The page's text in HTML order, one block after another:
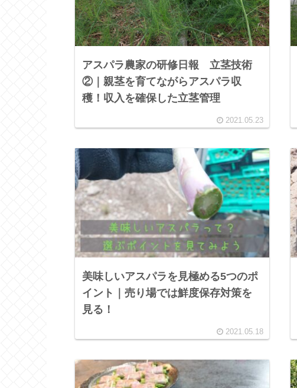
アスパラ農家の研修日報 立茎技術
②｜親茎を育てながらアスパラ収
穫！収入を確保した立茎管理
2021.05.23
美味しいアスパラを見極める5つのポ
イント｜売り場では鮮度保存対策を
見る！
2021.05.18